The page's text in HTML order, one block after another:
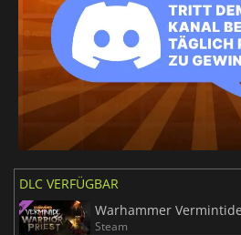
DLC VERFÜGBAR
Steam